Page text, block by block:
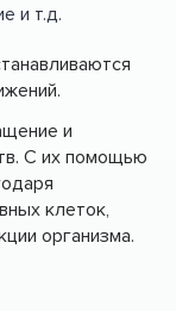
и т.д.
и
С их помощью
клеток,
организма.